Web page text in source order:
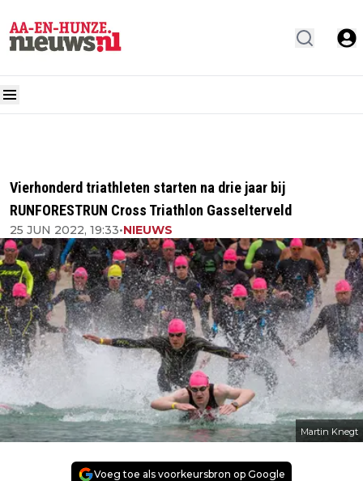
Vierhonderd triathleten starten na drie jaar bij
RUNFORESTRUN Cross Triathlon Gasselterveld
25 JUN 2022, 19:33•NIEUWS
Martin Knegt
Voeg toe als voorkeursbron op Google